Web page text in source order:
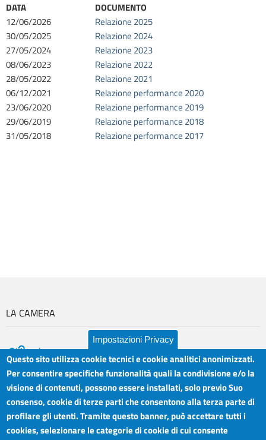
DATA
DOCUMENTO
12/06/2026
Relazione 2025
30/05/2025
Relazione 2024
27/05/2024
Relazione 2023
08/06/2023
Relazione 2022
28/05/2022
Relazione 2021
06/12/2021
Relazione performance 2020
23/06/2020
Relazione performance 2019
29/06/2019
Relazione performance 2018
31/05/2018
Relazione performance 2017
LA CAMERA
Camera di Commercio Industria Artigianato e
Agricoltura del Sud Est Sicilia
Sede legale: Via Cappuccini, 2 - Catania
Sede territoriale: Piazza della Libertà - Ragusa
Sede territoriale: Via Duca degli Abruzzi, 4 - Siracusa
Orari sportelli:
Dal Lunedì al Venerdì ore
8.30 - 12.00
Martedì anche 15.45 - 17.45
Impostazioni Privacy
Questo sito utilizza cookie tecnici e cookie analitici anonimizzati.
Per consentire specifiche funzionalità quali la condivisione e/o la
visione di contenuti, possono essere installati, solo previo Suo
consenso, cookie di terze parti che consentono alla terza parte di
profilare gli utenti. Tramite questo banner, può accettare tutti i
cookies, selezionare le categorie di cookie di cui consente